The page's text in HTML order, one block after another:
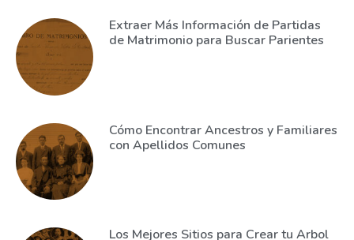
Extraer Más Información de Partidas
de Matrimonio para Buscar Parientes
Cómo Encontrar Ancestros y Familiares
con Apellidos Comunes
Los Mejores Sitios para Crear tu Arbol